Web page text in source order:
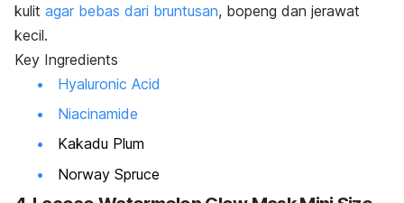
kulit agar bebas dari bruntusan, bopeng dan jerawat
kecil.
Key Ingredients
Hyaluronic Acid
Niacinamide
Kakadu Plum
Norway Spruce